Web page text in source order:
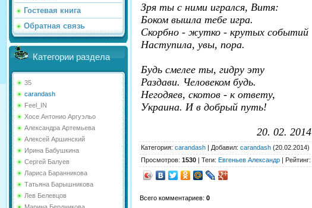
Гостевая книга
Обратная связь
Категории раздела
35
carandash
Feel_IN
Хосе Антонио Аргуэльо
Александра Артемьева
Алексей Аршинский
Ирина Бабушкина
Сергей Балуев
Лариса Баранникова
Татьяна Барышникова
Лев Белевцов
Зря ты с ними игрался, Витя:
Боком вышла тебе игра.
Скорбно - жутко - крутых событий
Наступила, увы, пора.
Будь смелее ты, гидру эту
Раздави. Человеком будь.
Негодяев, скотов - к ответу,
Украина. И в добрый путь!
20. 02. 2014
Категория: carandash | Добавил: carandash (20.02.2014)
Просмотров: 1530 | Теги: Евгеньев Александр | Рейтинг:
Всего комментариев: 0